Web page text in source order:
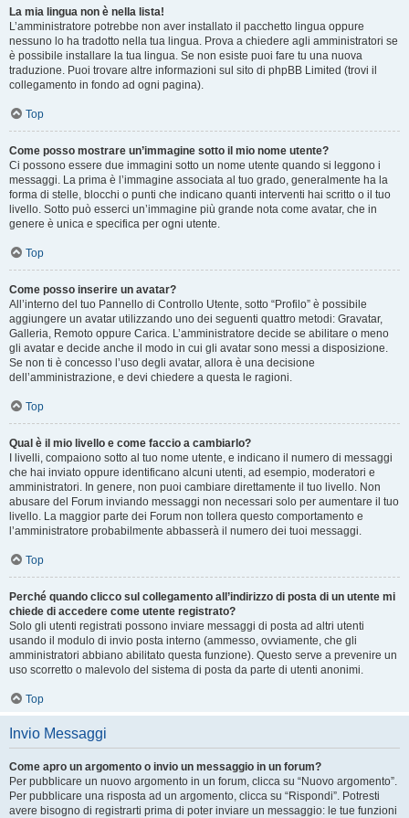
La mia lingua non è nella lista!
L’amministratore potrebbe non aver installato il pacchetto lingua oppure
nessuno lo ha tradotto nella tua lingua. Prova a chiedere agli amministratori se
è possibile installare la tua lingua. Se non esiste puoi fare tu una nuova
traduzione. Puoi trovare altre informazioni sul sito di phpBB Limited (trovi il
collegamento in fondo ad ogni pagina).
Top
Come posso mostrare un’immagine sotto il mio nome utente?
Ci possono essere due immagini sotto un nome utente quando si leggono i
messaggi. La prima è l’immagine associata al tuo grado, generalmente ha la
forma di stelle, blocchi o punti che indicano quanti interventi hai scritto o il tuo
livello. Sotto può esserci un’immagine più grande nota come avatar, che in
genere è unica e specifica per ogni utente.
Top
Come posso inserire un avatar?
All’interno del tuo Pannello di Controllo Utente, sotto “Profilo” è possibile
aggiungere un avatar utilizzando uno dei seguenti quattro metodi: Gravatar,
Galleria, Remoto oppure Carica. L’amministratore decide se abilitare o meno
gli avatar e decide anche il modo in cui gli avatar sono messi a disposizione.
Se non ti è concesso l’uso degli avatar, allora è una decisione
dell’amministrazione, e devi chiedere a questa le ragioni.
Top
Qual è il mio livello e come faccio a cambiarlo?
I livelli, compaiono sotto al tuo nome utente, e indicano il numero di messaggi
che hai inviato oppure identificano alcuni utenti, ad esempio, moderatori e
amministratori. In genere, non puoi cambiare direttamente il tuo livello. Non
abusare del Forum inviando messaggi non necessari solo per aumentare il tuo
livello. La maggior parte dei Forum non tollera questo comportamento e
l’amministratore probabilmente abbasserà il numero dei tuoi messaggi.
Top
Perché quando clicco sul collegamento all’indirizzo di posta di un utente mi
chiede di accedere come utente registrato?
Solo gli utenti registrati possono inviare messaggi di posta ad altri utenti
usando il modulo di invio posta interno (ammesso, ovviamente, che gli
amministratori abbiano abilitato questa funzione). Questo serve a prevenire un
uso scorretto o malevolo del sistema di posta da parte di utenti anonimi.
Top
Invio Messaggi
Come apro un argomento o invio un messaggio in un forum?
Per pubblicare un nuovo argomento in un forum, clicca su “Nuovo argomento”.
Per pubblicare una risposta ad un argomento, clicca su “Rispondi”. Potresti
avere bisogno di registrarti prima di poter inviare un messaggio: le tue funzioni